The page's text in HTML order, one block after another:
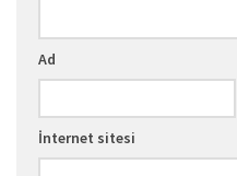
Ad
İnternet sitesi